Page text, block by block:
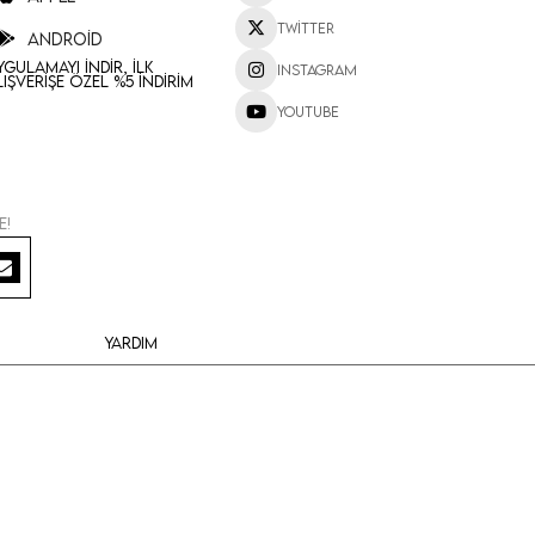
Android
İndir, İlk
Özel %5 İndirim
Twitter
Instagram
Youtube
Yardım